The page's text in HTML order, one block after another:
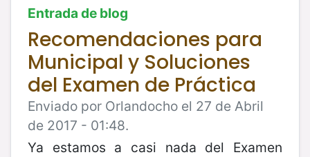
Entrada de blog
Recomendaciones para
Municipal y Soluciones
del Examen de Práctica
Enviado por Orlandocho el 27 de Abril
de 2017 - 01:48.
Ya estamos a casi nada del Examen